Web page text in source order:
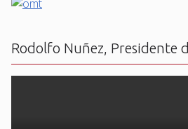
Rodolfo Nuñez, Presidente